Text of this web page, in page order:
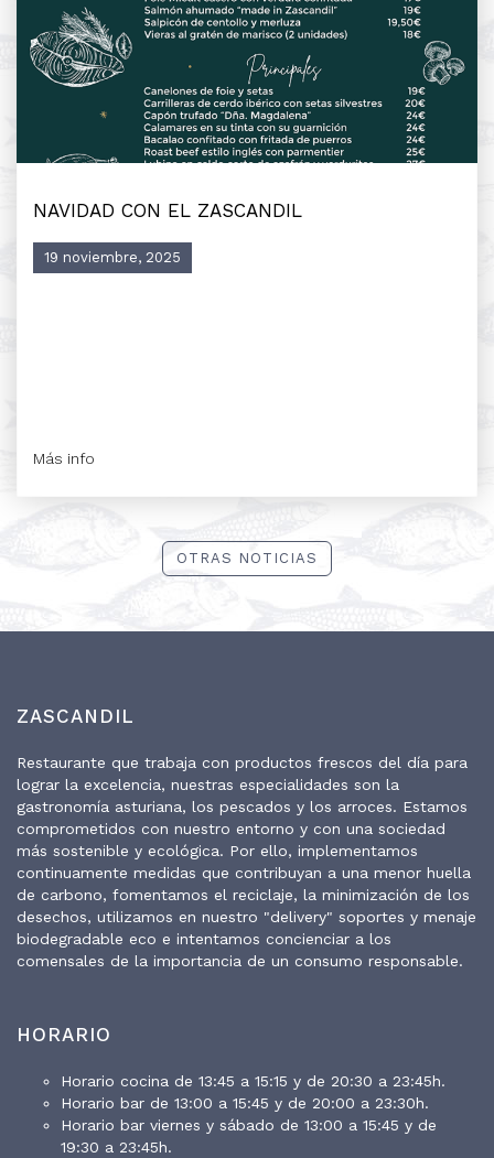
NAVIDAD CON EL ZASCANDIL
19 noviembre, 2025
Más info
OTRAS NOTICIAS
ZASCANDIL
Restaurante que trabaja con productos frescos del día para
lograr la excelencia, nuestras especialidades son la
gastronomía asturiana, los pescados y los arroces. Estamos
comprometidos con nuestro entorno y con una sociedad
más sostenible y ecológica. Por ello, implementamos
continuamente medidas que contribuyan a una menor huella
de carbono, fomentamos el reciclaje, la minimización de los
desechos, utilizamos en nuestro "delivery" soportes y menaje
biodegradable eco e intentamos concienciar a los
comensales de la importancia de un consumo responsable.
HORARIO
Horario cocina de 13:45 a 15:15 y de 20:30 a 23:45h.
Horario bar de 13:00 a 15:45 y de 20:00 a 23:30h.
Horario bar viernes y sábado de 13:00 a 15:45 y de
19:30 a 23:45h.